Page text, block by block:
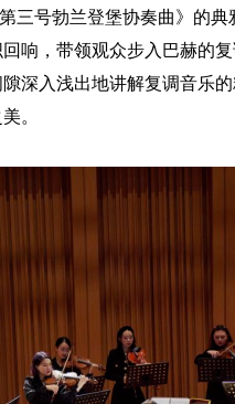
三号勃兰登堡协奏曲》的
响，带领观众步入巴赫的
深入浅出地讲解复调音乐
。